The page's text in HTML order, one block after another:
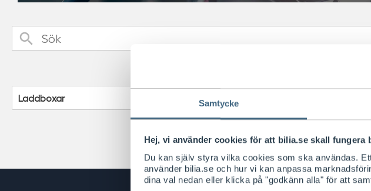
Samtycke
Hej, vi använder cookies för att bilia.se skall fungera
Du kan själv styra vilka cookies som ska användas.
använder bilia.se och hur vi kan anpassa
dina val nedan eller klicka på "godkänn alla" för att
Sök
Laddboxar